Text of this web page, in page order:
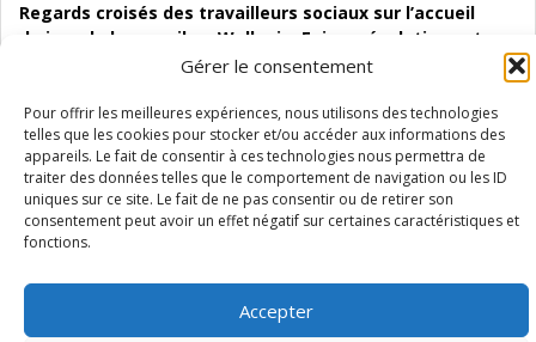
Gérer le consentement
Pour offrir les meilleures expériences, nous utilisons des technologies
telles que les cookies pour stocker et/ou accéder aux informations des
appareils. Le fait de consentir à ces technologies nous permettra de
traiter des données telles que le comportement de navigation ou les ID
uniques sur ce site. Le fait de ne pas consentir ou de retirer son
consentement peut avoir un effet négatif sur certaines caractéristiques et
fonctions.
Accepter
Regards croisés des travailleurs sociaux sur l’accueil
de jour de bas seuil en Wallonie. Enjeux, évolutions et
06 Juil 2026
Étude d’évaluabilité des Structures
d’accompagnement à l’autocréation d’emploi (SAACE)
01 Juil 2026
Pénurie du personnel infirmier :quels indicateurs
Wallonie ?